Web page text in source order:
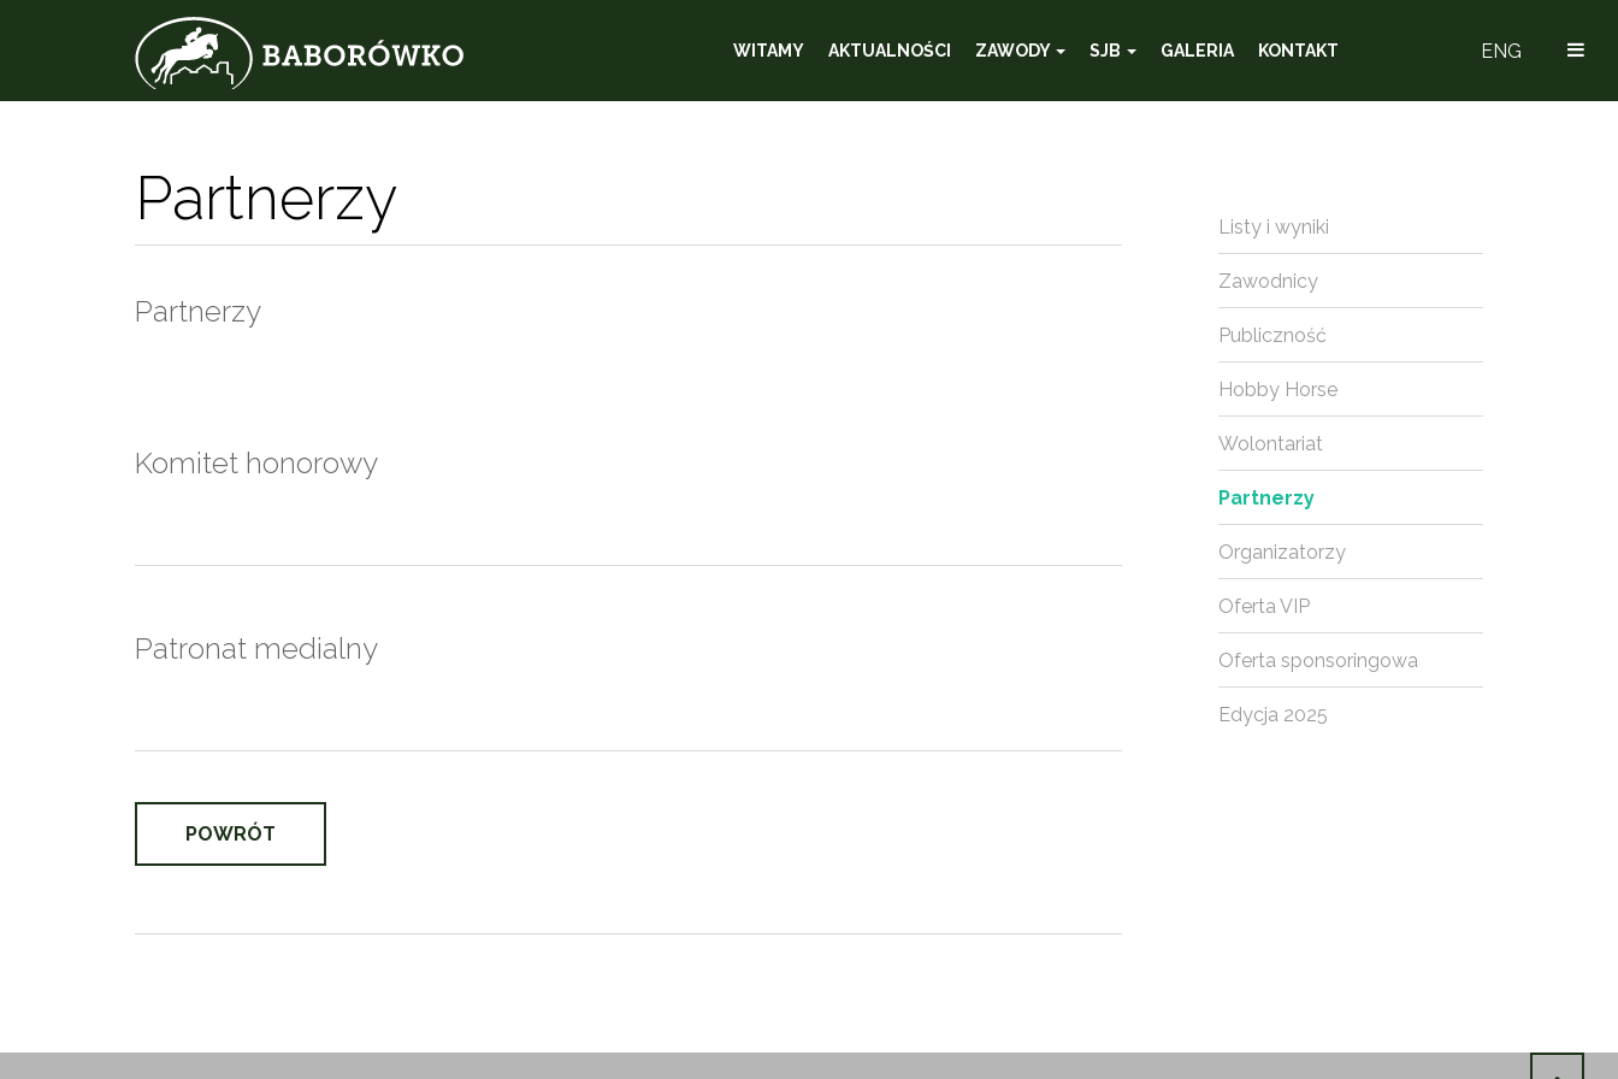
ENG
WITAMY AKTUALNOŚCI ZAWODY SJB GALERIA KONTAKT
Partnerzy
Partnerzy
Komitet honorowy
Patronat medialny
POWRÓT
Listy i wyniki
Zawodnicy
Publiczność
Hobby Horse
Wolontariat
Partnerzy
Organizatorzy
Oferta VIP
Oferta sponsoringowa
Edycja 2025